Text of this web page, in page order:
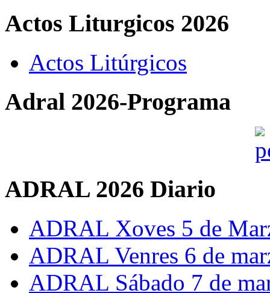
Actos Liturgicos 2026
Actos Litúrgicos
Adral 2026-Programa
ADRAL 2026 Diario
ADRAL Xoves 5 de
ADRAL Venres 6 de
ADRAL Sábado 7 de